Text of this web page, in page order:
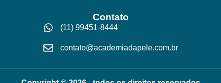
Contato
(11) 99451-8444
contato@academiadapele.com.br